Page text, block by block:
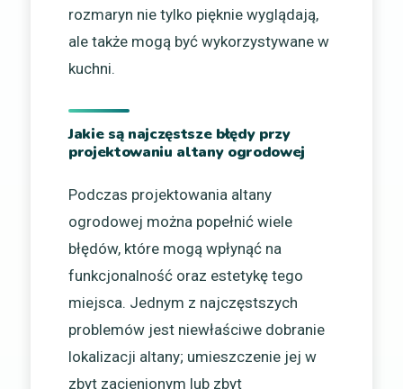
rozmaryn nie tylko pięknie wyglądają,
ale także mogą być wykorzystywane w
kuchni.
Jakie są najczęstsze błędy przy
projektowaniu altany ogrodowej
Podczas projektowania altany
ogrodowej można popełnić wiele
błędów, które mogą wpłynąć na
funkcjonalność oraz estetykę tego
miejsca. Jednym z najczęstszych
problemów jest niewłaściwe dobranie
lokalizacji altany; umieszczenie jej w
zbyt zacienionym lub zbyt